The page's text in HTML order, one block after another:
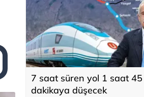
7 saat süren yol 1 saat 45
dakikaya düşecek